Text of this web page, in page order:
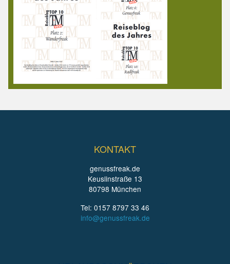
KONTAKT
genussfreak.de
Keuslinstraße 13
80798 München
Tel: 0157 8797 33 46
info@genussfreak.de